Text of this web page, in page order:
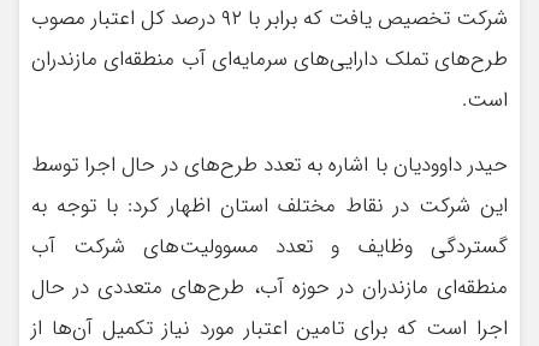
شرکت تخصیص یافت که برابر با ۹۲ درصد کل اعتبار مصوب
طرح‌های تملک دارایی‌های سرمایه‌ای آب منطقه‌ای مازندران
است.
حیدر داوودیان با اشاره به تعدد طرح‌های در حال اجرا توسط
این شرکت در نقاط مختلف استان اظهار کرد: با توجه به
گستردگی وظایف و تعدد مسوولیت‌های شرکت آب
منطقه‌ای مازندران در حوزه آب، طرح‌های متعددی در حال
اجرا است که برای تامین اعتبار مورد نیاز تکمیل آن‌ها از